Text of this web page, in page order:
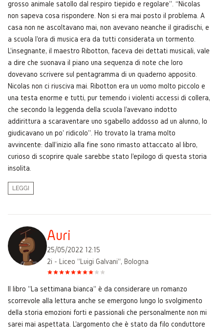
grosso animale satollo dal respiro tiepido e regolare”. “Nicolas
non sapeva cosa rispondere. Non si era mai posto il problema. A
casa non ne ascoltavano mai, non avevano neanche il giradischi, e
a scuola l'ora di musica era da tutti considerata un tormento.
L'insegnante, il maestro Ribotton, faceva dei dettati musicali, vale
a dire che suonava il piano una sequenza di note che loro
dovevano scrivere sul pentagramma di un quaderno apposito.
Nicolas non ci riusciva mai. Ribotton era un uomo molto piccolo e
una testa enorme e tutti, pur temendo i violenti accessi di collera,
che secondo la leggenda della scuola l'avevano indotto
addirittura a scaraventare uno sgabello addosso ad un alunno, lo
giudicavano un po' ridicolo”. Ho trovato la trama molto
avvincente: dall'inizio alla fine sono rimasto attaccato al libro,
curioso di scoprire quale sarebbe stato l'epilogo di questa storia
insolita.
LEGGI
Auri
25/05/2022 12:15
2i - Liceo "Luigi Galvani", Bologna
Il libro "La settimana bianca" è da considerare un romanzo
scorrevole alla lettura anche se emergono lungo lo svolgimento
della storia emozioni forti e passionali che personalmente non mi
sarei mai aspettata. L'argomento che è stato da filo conduttore